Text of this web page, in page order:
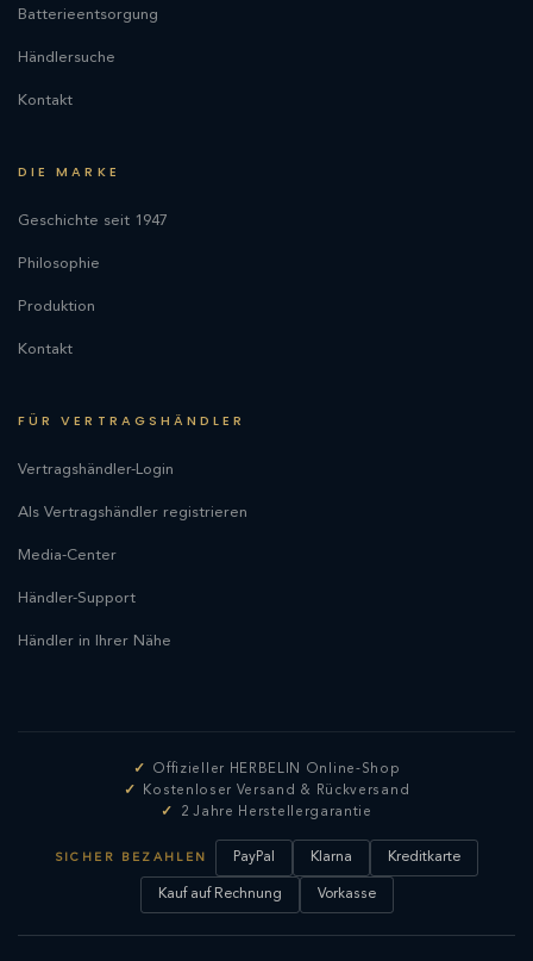
Batterieentsorgung
Händlersuche
Kontakt
DIE MARKE
Geschichte seit 1947
Philosophie
Produktion
Kontakt
FÜR VERTRAGSHÄNDLER
Vertragshändler-Login
Als Vertragshändler registrieren
Media-Center
Händler-Support
Händler in Ihrer Nähe
Offizieller HERBELIN Online-Shop
Kostenloser Versand & Rückversand
2 Jahre Herstellergarantie
SICHER BEZAHLEN PayPal Klarna Kreditkarte
Kauf auf Rechnung Vorkasse